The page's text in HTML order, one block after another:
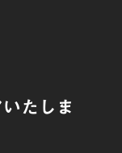
たしま